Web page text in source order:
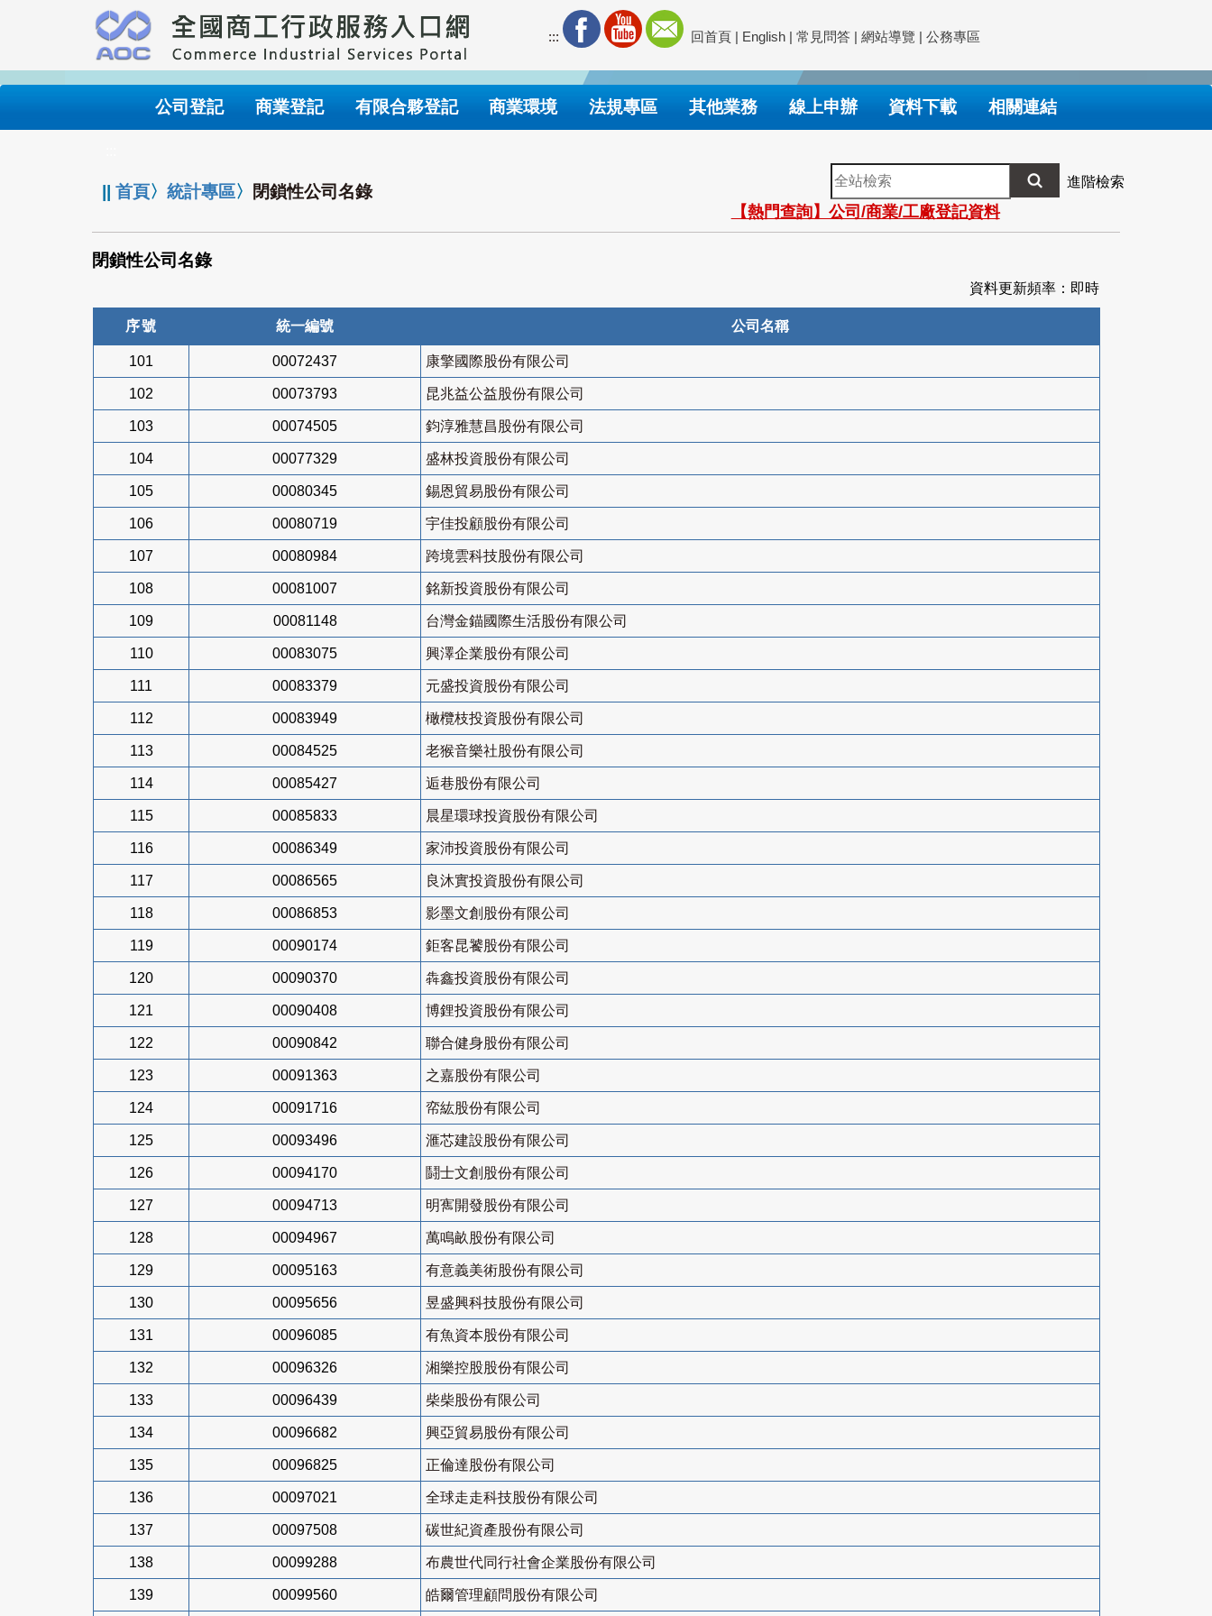
要
內
::: 回首頁 | English | 常見問答 | 網站導覽 | 公務專區
公司登記 商業登記 有限合夥登記 商業環境 法規專區 其他業務 線上申辦 資料下載 相關連結
||首頁〉統計專區〉 閉鎖性公司名錄
全
站
檢
索
進階檢索
【熱門查詢】公司/商業/工廠登記資料
閉鎖性公司名錄
資料更新頻率：即時
序號 統一編號 公司名稱
101 00072437 康擎國際股份有限公司
102 00073793 昆兆益公益股份有限公司
103 00074505 鈞淳雅慧昌股份有限公司
104 00077329 盛林投資股份有限公司
105 00080345 錫恩貿易股份有限公司
106 00080719 宇佳投顧股份有限公司
107 00080984 跨境雲科技股份有限公司
108 00081007 銘新投資股份有限公司
109 00081148 台灣金錨國際生活股份有限公司
110 00083075 興澤企業股份有限公司
111 00083379 元盛投資股份有限公司
112 00083949 橄欖枝投資股份有限公司
113 00084525 老猴音樂社股份有限公司
114 00085427 逅巷股份有限公司
115 00085833 晨星環球投資股份有限公司
116 00086349 家沛投資股份有限公司
117 00086565 良沐實投資股份有限公司
118 00086853 影墨文創股份有限公司
119 00090174 鉅客昆饕股份有限公司
120 00090370 犇鑫投資股份有限公司
121 00090408 博鋰投資股份有限公司
122 00090842 聯合健身股份有限公司
123 00091363 之嘉股份有限公司
124 00091716 帟紘股份有限公司
125 00093496 滙芯建設股份有限公司
126 00094170 鬪士文創股份有限公司
127 00094713 明寯開發股份有限公司
128 00094967 萬鳴畝股份有限公司
129 00095163 有意義美術股份有限公司
130 00095656 昱盛興科技股份有限公司
131 00096085 有魚資本股份有限公司
132 00096326 湘樂控股股份有限公司
133 00096439 柴柴股份有限公司
134 00096682 興亞貿易股份有限公司
135 00096825 正倫達股份有限公司
136 00097021 全球走走科技股份有限公司
137 00097508 碳世紀資產股份有限公司
138 00099288 布農世代同行社會企業股份有限公司
139 00099560 皓爾管理顧問股份有限公司